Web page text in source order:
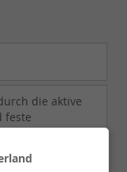
die aktive
feste
verarbeiten.